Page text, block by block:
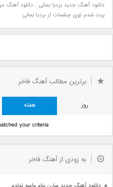
دانلود آهنگ جدید بردیا بمانی , دانلود
پرت شدم توی چشمات از بردیا بمانی
برترین مطالب آهنگ فاخر
روز هفته
your criteria.
به زودی از آهنگ فاخر